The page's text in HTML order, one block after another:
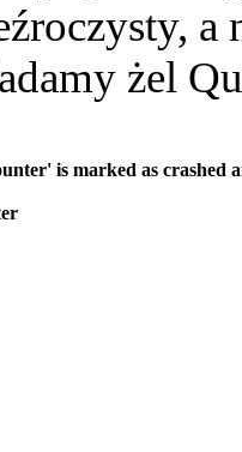
a
żel
is marked as crashed